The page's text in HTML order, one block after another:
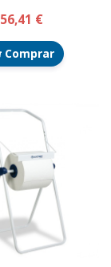
56,41 €
Comprar